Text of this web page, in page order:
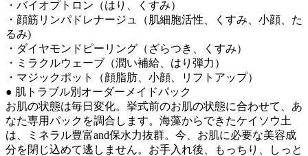
・バイオプトロン（はり、くすみ）
・顔筋リンパドレナージュ（肌細胞活性、くすみ、小顔、た
るみ)
・ダイヤモンドピーリング（ざらつき、くすみ）
・ミラクルウェーブ（潤い補給、はり弾力）
・マジックポット（顔脂肪、小顔、リフトアップ）
● 肌トラブル別オーダーメイドパック
お肌の状態は毎日変化。挙式前のお肌の状態に合わせて、あ
なた専用パックを調合します。海藻からできたケイソウ土
は、ミネラル豊富and保水力抜群。今、お肌に必要な美容成
分を閉じ込めて逃しません。お手入れ後、もっちり、しっと